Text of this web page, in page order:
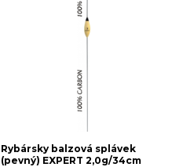
Rybársky balzová splávek
(pevný) EXPERT 2,0g/34cm